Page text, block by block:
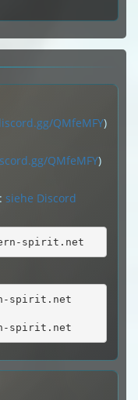
QMfeMFY)
QMfeMFY)
siehe Discord
spirit.net
spirit.net
spirit.net